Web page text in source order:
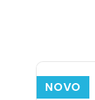
NOVO